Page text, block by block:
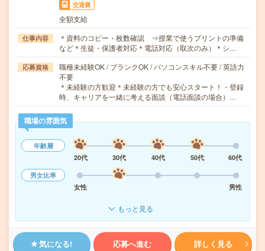
交通費
全額支給
仕事内容
＊資料のコピー・枚数確認 ⇒授業で使うプリントの準備
など＊生徒・保護者対応＊電話対応（取次のみ）＊シ…
応募資格
職種未経験OK / ブランクOK / パソコンスキル不要 / 英語力
不要
＊未経験の方歓迎＊未経験の方でも安心スタート！・登録
時、キャリアを一緒に考える面談（電話面談の場合）…
職場の雰囲気
年齢層
20代
30代 40代 50代
60代
男女比率
女性
男性
もっと見る
気になる! 応募へ進む 詳しく見る